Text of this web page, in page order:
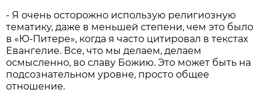
- Я очень осторожно использую религиозную
тематику, даже в меньшей степени, чем это было
в «Ю-Питере», когда я часто цитировал в текстах
Евангелие. Все, что мы делаем, делаем
осмысленно, во славу Божию. Это может быть на
подсознательном уровне, просто общее
отношение.